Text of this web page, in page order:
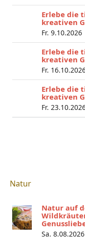
Erlebe die
kreativen
Fr. 9.10.2026
Erlebe die
kreativen
Fr.
Erlebe die
kreativen
Fr.
Natur
Natur auf
Sa.